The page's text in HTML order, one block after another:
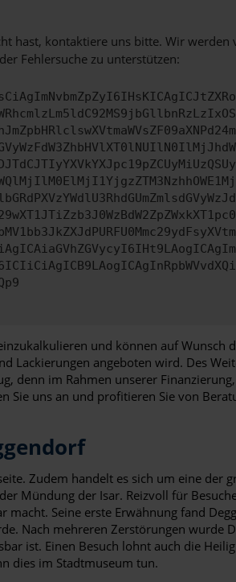
hast, kontaktiere uns bitte. Wir werden
Fehlersuche zu unterstützen:
und können auf
Lackierungen angeboten wird. Des
denn im Rahmen unserer
Sie uns an und profitieren Sie von
Zudem handelt es sich um eine der
Mündung der Isar. Reizvoll für
Seine erste Erwähnung fand
Nach mehreren Zerstörungen wurde
ist. Einen Besuch lohnt auch die
dies im Stadtmuseum tun.